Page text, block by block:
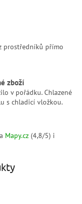
prostředníků přímo
zboží
v pořádku. Chlazené
s chladicí vložkou.
Mapy.cz (4,8/5) i